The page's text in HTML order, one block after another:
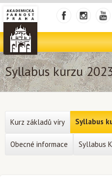
Syllabus kurzu
Kurz základů víry Syllabus
Obecné informace Syllabus